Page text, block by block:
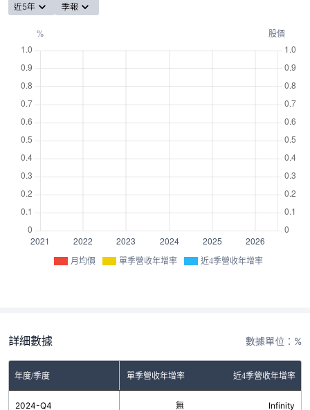
近5年 季報
月均價 單季營收年增率 近4季營收年增率
詳細數據 數據單位：%
年度/季度 單季營收年增率 近4季營收年增率
2024-Q4 無 Infinity